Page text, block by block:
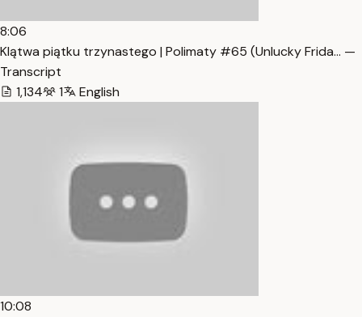
8:06
Klątwa piątku trzynastego | Polimaty #65 (Unlucky Frida… —
Transcript
1,134
1 English
10:08